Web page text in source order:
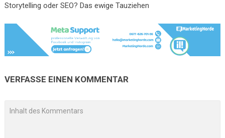
Storytelling oder SEO? Das ewige Tauziehen
VERFASSE EINEN KOMMENTAR